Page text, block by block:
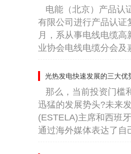
电能（北京）产品认
有限公司进行产品认证
月，系从事电线电缆
业协会电线电缆分会
光热发电快速发展的三大优
那么，当前投资门槛
迅猛的发展势头?未来
(ESTELA)主席和西班
通过海外媒体表达了自